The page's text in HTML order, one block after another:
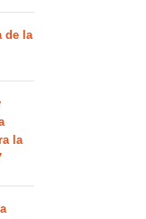
de la
la